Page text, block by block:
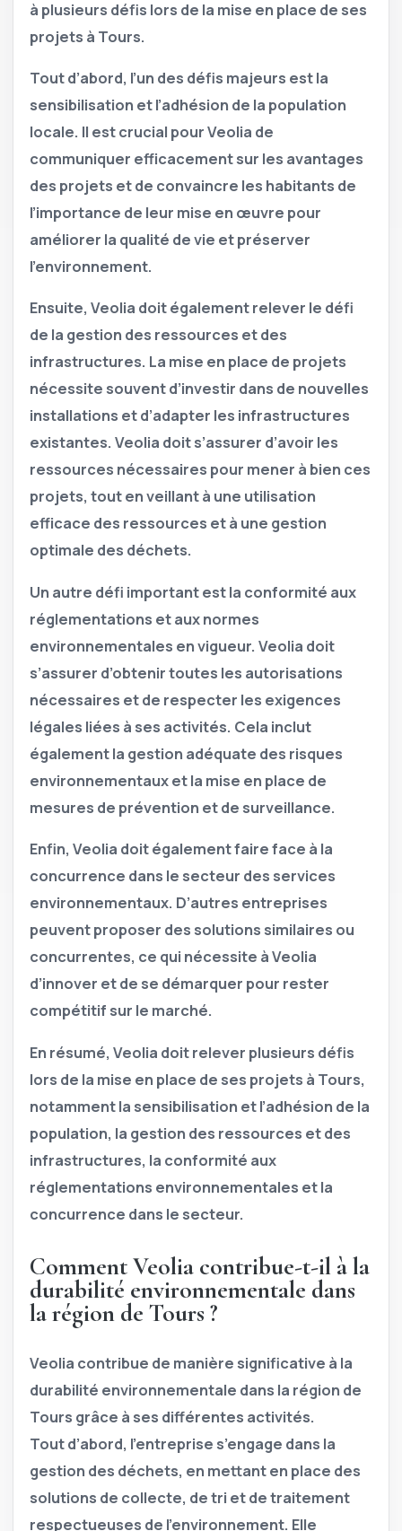
à plusieurs défis lors de la mise en place de ses
projets à Tours.
Tout d’abord, l’un des défis majeurs est la
sensibilisation et l’adhésion de la population
locale. Il est crucial pour Veolia de
communiquer efficacement sur les avantages
des projets et de convaincre les habitants de
l’importance de leur mise en œuvre pour
améliorer la qualité de vie et préserver
l’environnement.
Ensuite, Veolia doit également relever le défi
de la gestion des ressources et des
infrastructures. La mise en place de projets
nécessite souvent d’investir dans de nouvelles
installations et d’adapter les infrastructures
existantes. Veolia doit s’assurer d’avoir les
ressources nécessaires pour mener à bien ces
projets, tout en veillant à une utilisation
efficace des ressources et à une gestion
optimale des déchets.
Un autre défi important est la conformité aux
réglementations et aux normes
environnementales en vigueur. Veolia doit
s’assurer d’obtenir toutes les autorisations
nécessaires et de respecter les exigences
légales liées à ses activités. Cela inclut
également la gestion adéquate des risques
environnementaux et la mise en place de
mesures de prévention et de surveillance.
Enfin, Veolia doit également faire face à la
concurrence dans le secteur des services
environnementaux. D’autres entreprises
peuvent proposer des solutions similaires ou
concurrentes, ce qui nécessite à Veolia
d’innover et de se démarquer pour rester
compétitif sur le marché.
En résumé, Veolia doit relever plusieurs défis
lors de la mise en place de ses projets à Tours,
notamment la sensibilisation et l’adhésion de la
population, la gestion des ressources et des
infrastructures, la conformité aux
réglementations environnementales et la
concurrence dans le secteur.
Comment Veolia contribue-t-il à la
durabilité environnementale dans
la région de Tours ?
Veolia contribue de manière significative à la
durabilité environnementale dans la région de
Tours grâce à ses différentes activités.
Tout d’abord, l’entreprise s’engage dans la
gestion des déchets, en mettant en place des
solutions de collecte, de tri et de traitement
respectueuses de l’environnement. Elle